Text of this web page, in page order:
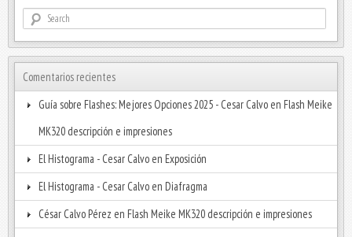
Comentarios recientes
Guía sobre Flashes: Mejores Opciones 2025 - Cesar Calvo en Flash Meike
MK320 descripción e impresiones
El Histograma - Cesar Calvo en Exposición
El Histograma - Cesar Calvo en Diafragma
César Calvo Pérez en Flash Meike MK320 descripción e impresiones